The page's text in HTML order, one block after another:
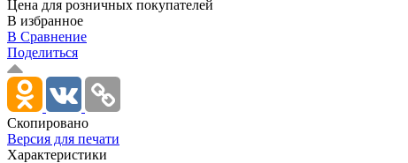
Цена для розничных покупателей
В избранное
В Сравнение
Поделиться
Скопировано
Версия для печати
Характеристики